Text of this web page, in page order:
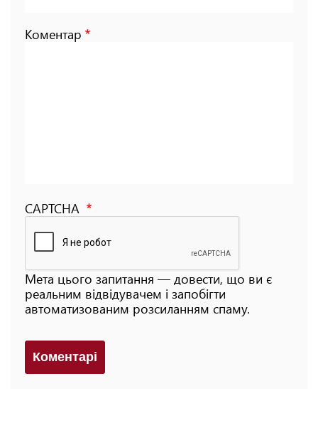
Коментар
CAPTCHA
Мета цього запитання — довести, що ви є
реальним відвідувачем і запобігти
автоматизованим розсиланням спаму.
Коментарi